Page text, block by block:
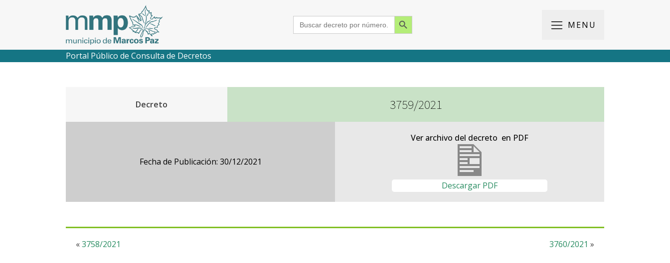
Search
for:
Search Button
MENU
2018
2017
2016
2015
Portal Público de Consulta de Decretos
Decreto 3759/2021
Fecha de Publicación: 30/12/2021
Ver archivo del decreto en PDF
Descargar PDF
«3758/2021 3760/2021 »